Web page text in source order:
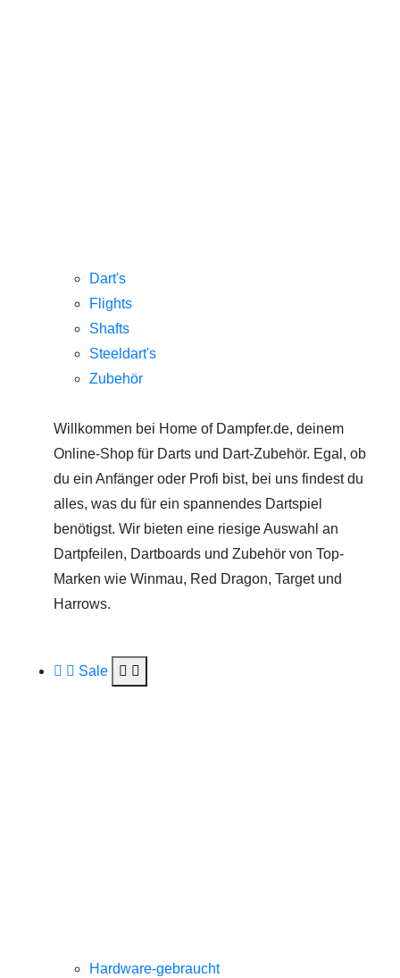
Dart's
Flights
Shafts
Steeldart's
Zubehör
Willkommen bei Home of Dampfer.de, deinem
Online-Shop für Darts und Dart-Zubehör. Egal, ob
du ein Anfänger oder Profi bist, bei uns findest du
alles, was du für ein spannendes Dartspiel
benötigst. Wir bieten eine riesige Auswahl an
Dartpfeilen, Dartboards und Zubehör von Top-
Marken wie Winmau, Red Dragon, Target und
Harrows.
Sale
Hardware-gebraucht